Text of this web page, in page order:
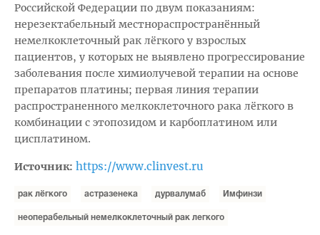
Российской Федерации по двум показаниям:
нерезектабельный местнораспространённый
немелкоклеточный рак лёгкого у взрослых
пациентов, у которых не выявлено прогрессирование
заболевания после химиолучевой терапии на основе
препаратов платины; первая линия терапии
распространенного мелкоклеточного рака лёгкого в
комбинации с этопозидом и карбоплатином или
цисплатином.
Источник: https://www.clinvest.ru
рак лёгкого астразенека дурвалумаб Имфинзи
неоперабельный немелкоклеточный рак легкого